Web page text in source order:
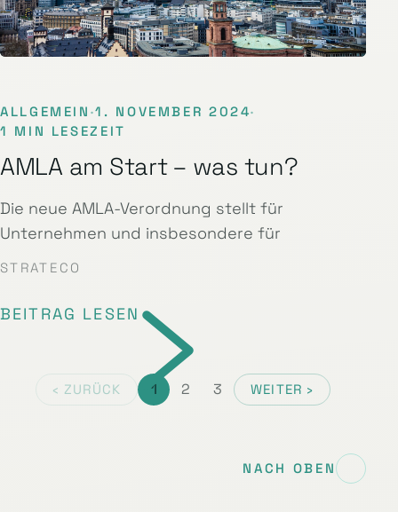
ALLGEMEIN ·1. NOVEMBER 2024·
1 MIN LESEZEIT
AMLA am Start – was tun?
Die neue AMLA-Verordnung stellt für
Unternehmen und insbesondere für
STRATECO
BEITRAG LESEN
‹ ZURÜCK 1 2 3 WEITER ›
NACH OBEN